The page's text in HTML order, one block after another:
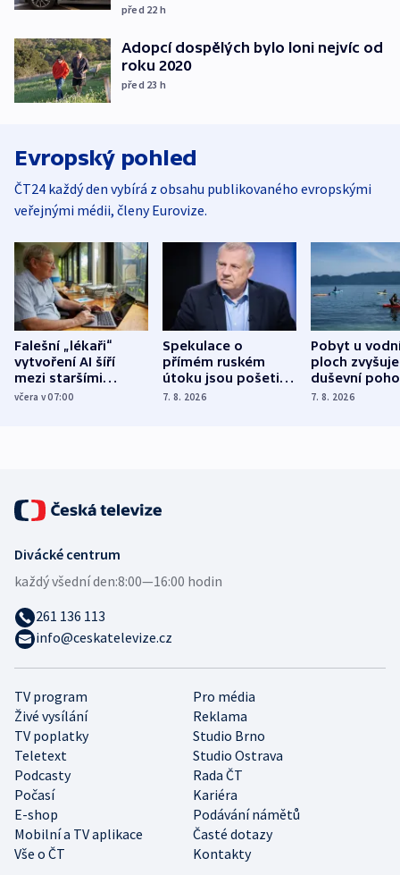
před 22 h
Adopcí dospělých bylo loni nejvíc od
roku 2020
před 23 h
Evropský pohled
ČT24 každý den vybírá z obsahu publikovaného evropskými
veřejnými médii, členy Eurovize.
Falešní „lékaři“
vytvoření AI šíří
mezi staršími
Poláky nebezpečné
včera v 07:00
Spekulace o
přímém ruském
útoku jsou pošetilé,
míní estonský
7. 8. 2026
Pobyt u
ploch zvyšuje
duševní
ukázala
7. 8. 2026
TV program
Pro média
Živé vysílání
Reklama
TV poplatky
Studio Brno
Teletext
Studio Ostrava
Podcasty
Rada ČT
Počasí
Kariéra
E-shop
Podávání námětů
Mobilní a TV aplikace
Časté dotazy
Vše o ČT
Kontakty
Divácké centrum
každý všední den:8:00—16:00 hodin
261 136 113
info@ceskatelevize.cz